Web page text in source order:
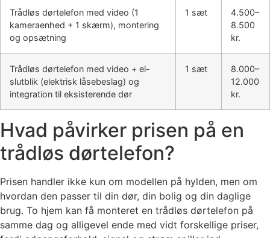
Trådløs dørtelefon med video (1
kameraenhed + 1 skærm), montering
og opsætning
1 sæt
4.500–
8.500
kr.
Trådløs dørtelefon med video + el-
slutblik (elektrisk låsebeslag) og
integration til eksisterende dør
1 sæt
8.000–
12.000
kr.
Hvad påvirker prisen på en
trådløs dørtelefon?
Prisen handler ikke kun om modellen på hylden, men om
hvordan den passer til din dør, din bolig og din daglige
brug. To hjem kan få monteret en trådløs dørtelefon på
samme dag og alligevel ende med vidt forskellige priser,